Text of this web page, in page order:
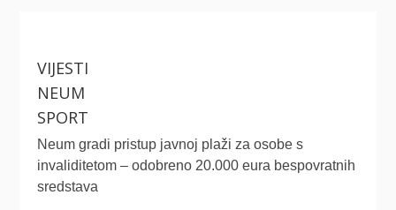
VIJESTI
NEUM
SPORT
Neum gradi pristup javnoj plaži za osobe s
invaliditetom – odobreno 20.000 eura bespovratnih
sredstava